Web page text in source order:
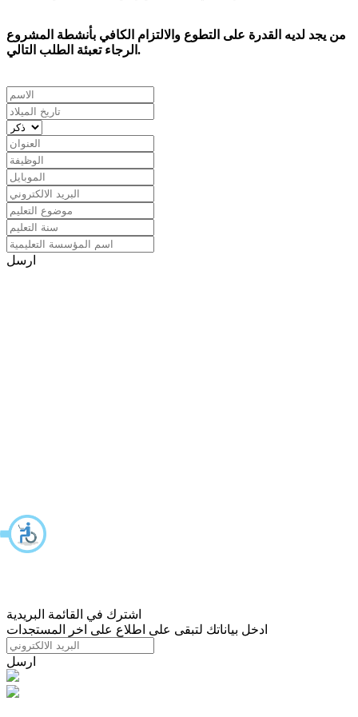
من يجد لديه القدرة على التطوع والالتزام الكافي بأنشطة المشروع
الرجاء تعبئة الطلب التالي.
ارسل
اشترك في القائمة البريدية
ادخل بياناتك لتبقى على اطلاع على اخر المستجدات
ارسل